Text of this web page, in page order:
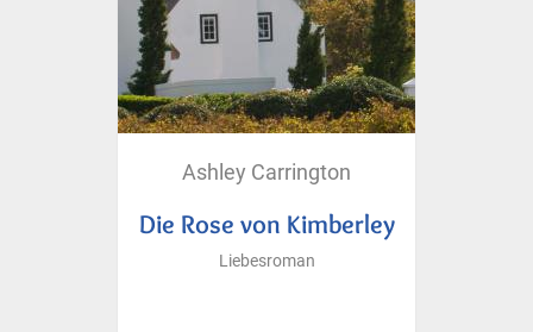
Ashley Carrington
Die Rose von Kimberley
Liebesroman